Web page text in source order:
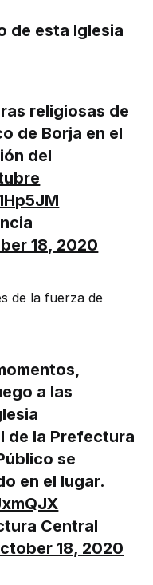
de esta Iglesia
religiosas de
de Borja en el
del
18, 2020
de la fuerza de
a las
de la Prefectura
se
en el lugar.
Central
18, 2020